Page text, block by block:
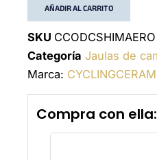
AERO
Cage
-
19T
cantidad
AÑADIR AL CARRITO
SKU CCODCSHIMAERO
Categoría Jaulas de
Marca:
Compra con ella: